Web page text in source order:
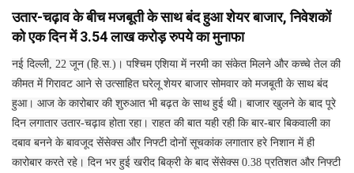
उतार-चढ़ाव के बीच मजबूती के साथ बंद हुआ शेयर बाजार, निवेशकों
को एक दिन में 3.54 लाख करोड़ रुपये का मुनाफा
नई दिल्ली, 22 जून (हि.स.)। पश्चिम एशिया में नरमी का संकेत मिलने और कच्चे तेल की
कीमत में गिरावट आने से उत्साहित घरेलू शेयर बाजार सोमवार को मजबूती के साथ बंद
हुआ। आज के कारोबार की शुरुआत भी बढ़त के साथ हुई थी। बाजार खुलने के बाद पूरे
दिन लगातार उतार-चढ़ाव होता रहा। राहत की बात यही रही कि बार-बार बिकवाली का
दबाव बनने के बावजूद सेंसेक्स और निफ्टी दोनों सूचकांक लगातार हरे निशान में ही
कारोबार करते रहे। दिन भर हुई खरीद बिक्री के बाद सेंसेक्स 0.38 प्रतिशत और निफ्टी